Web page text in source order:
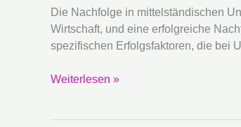
Die Nachfolge in mittelständischen
Wirtschaft, und eine erfolgreiche
spezifischen Erfolgsfaktoren, die bei
für
mittelständische
Unternehmensnachfolgen
Weiterlesen »